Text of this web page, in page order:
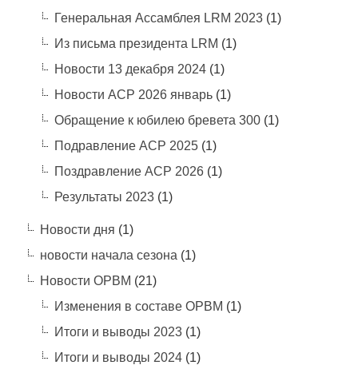
Генеральная Ассамблея LRM 2023(1)
Из письма президента LRM (1)
Новости 13 декабря 2024(1)
Новости АСР 2026 январь(1)
Обращение к юбилею бревета 300(1)
Подравление АСР 2025(1)
Поздравление АСР 2026(1)
Результаты 2023(1)
Новости дня (1)
новости начала сезона (1)
Новости ОРВМ (21)
Изменения в составе ОРВМ (1)
Итоги и выводы 2023(1)
Итоги и выводы 2024(1)